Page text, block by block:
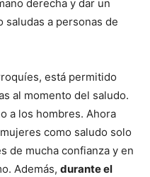
derecha y dar un
saludas a personas de
está permitido
al momento del saludo.
a los hombres. Ahora
como saludo solo
de mucha confianza y en
Además, durante el